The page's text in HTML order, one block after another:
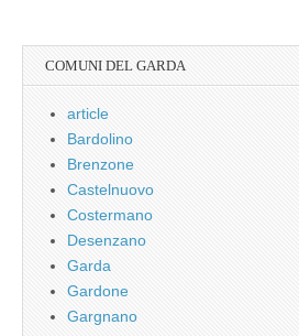
COMUNI DEL GARDA
article
Bardolino
Brenzone
Castelnuovo
Costermano
Desenzano
Garda
Gardone
Gargnano